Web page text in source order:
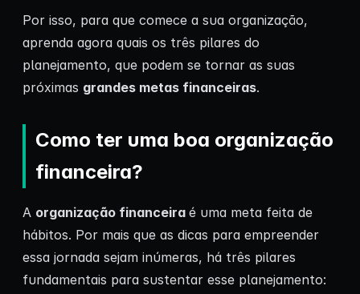
Por isso, para que comece a sua organização,
aprenda agora quais os três pilares do
planejamento, que podem se tornar as suas
próximas grandes metas financeiras.
Como ter uma boa organização
financeira?
A organização financeira é uma meta feita de
hábitos. Por mais que as dicas para empreender
essa jornada sejam inúmeras, há três pilares
fundamentais para sustentar esse planejamento: